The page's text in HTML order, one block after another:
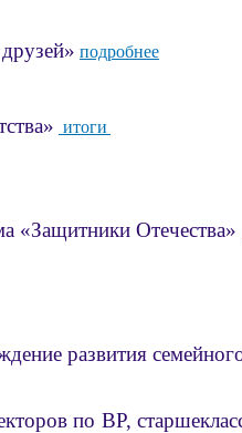
подробнее
итоги
«Защитники Отечества»
развития семейного
по ВР,